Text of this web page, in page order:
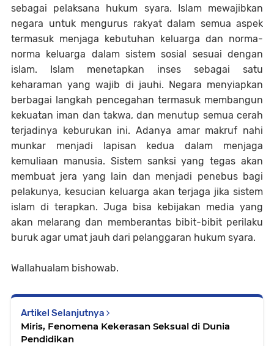
sebagai pelaksana hukum syara. Islam mewajibkan
negara untuk mengurus rakyat dalam semua aspek
termasuk menjaga kebutuhan keluarga dan norma-
norma keluarga dalam sistem sosial sesuai dengan
islam. Islam menetapkan inses sebagai satu
keharaman yang wajib di jauhi. Negara menyiapkan
berbagai langkah pencegahan termasuk membangun
kekuatan iman dan takwa, dan menutup semua cerah
terjadinya keburukan ini. Adanya amar makruf nahi
munkar menjadi lapisan kedua dalam menjaga
kemuliaan manusia. Sistem sanksi yang tegas akan
membuat jera yang lain dan menjadi penebus bagi
pelakunya, kesucian keluarga akan terjaga jika sistem
islam di terapkan. Juga bisa kebijakan media yang
akan melarang dan memberantas bibit-bibit perilaku
buruk agar umat jauh dari pelanggaran hukum syara.
Wallahualam bishowab.
Artikel Selanjutnya
Miris, Fenomena Kekerasan Seksual di Dunia
Pendidikan